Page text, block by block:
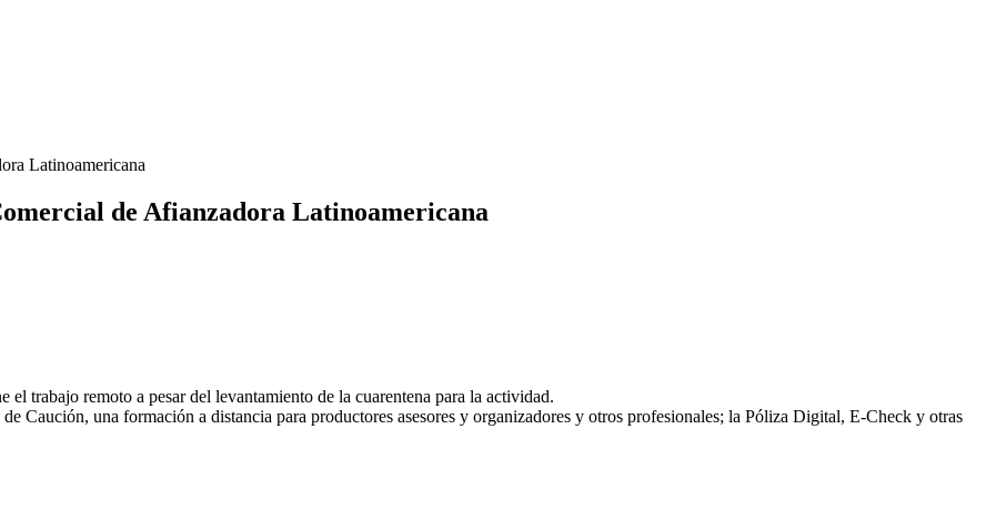
Latinoamericana
de Afianzadora Latinoamericana
trabajo remoto a pesar del levantamiento de la cuarentena para la actividad.
Caución, una formación a distancia para productores asesores y organizadores y otros profesionales; la Póliza Digital, E-Check y otras